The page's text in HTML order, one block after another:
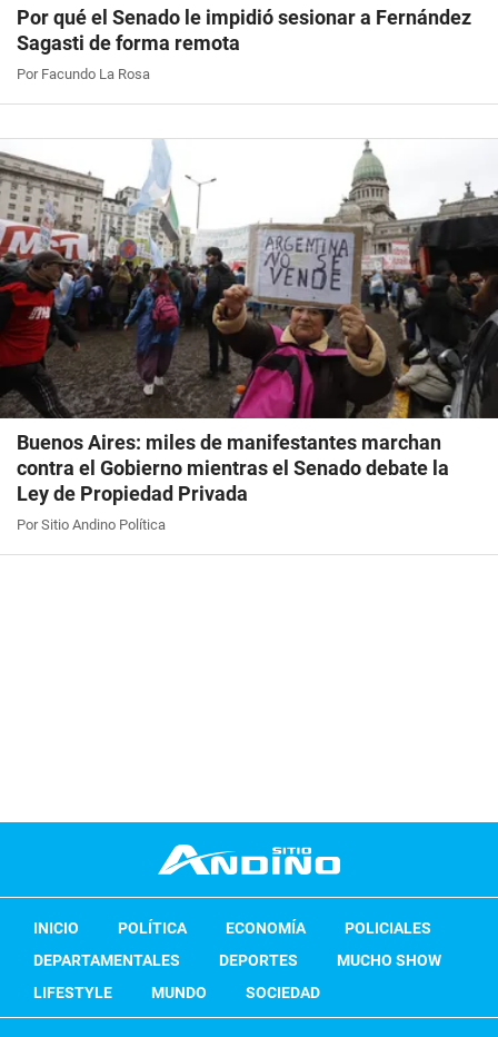
Por qué el Senado le impidió sesionar a Fernández
Sagasti de forma remota
Por Facundo La Rosa
Buenos Aires: miles de manifestantes marchan
contra el Gobierno mientras el Senado debate la
Ley de Propiedad Privada
Por Sitio Andino Política
INICIO POLÍTICA ECONOMÍA
POLICIALES
DEPARTAMENTALES
DEPORTES
MUCHO SHOW
LIFESTYLE
MUNDO SOCIEDAD